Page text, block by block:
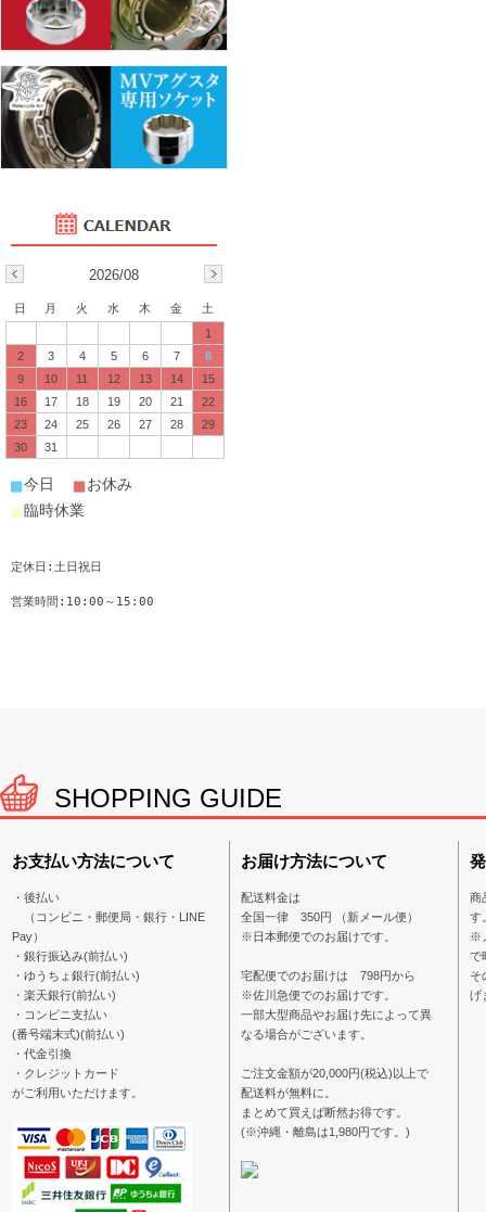
2026/08
日 月 火 水 木 金
土
1
2
3 4 5 6 7
8
9
10 11 12 13 14
15
16
17 18 19 20 21
22
23
24 25 26 27 28
29
30
31
■今日 ■お休み
■臨時休業
定休日:土日祝日
営業時間:10:00～15:00
SHOPPING GUIDE
お支払い方法について
・後払い
（コンビニ・郵便局・銀行・LINE
Pay）
・銀行振込み(前払い)
・ゆうちょ銀行(前払い)
・楽天銀行(前払い)
・コンビニ支払い
(番号端末式)(前払い)
・代金引換
・クレジットカード
がご利用いただけます。
お届け方法について
配送料金は
全国一律 350円 （新メール便）
※日本郵便でのお届けです。
宅配便でのお届けは 798円から
※佐川急便でのお届けです。
一部大型商品やお届け先によって異
なる場合がございます。
ご注文金額が20,000円(税込)以上で
配送料が無料に。
まとめて買えば断然お得です。
(※沖縄・離島は1,980円です。)
商
す
※
で
そ
げ